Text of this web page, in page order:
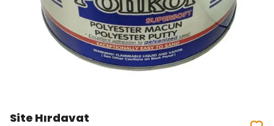
Site Hırdavat